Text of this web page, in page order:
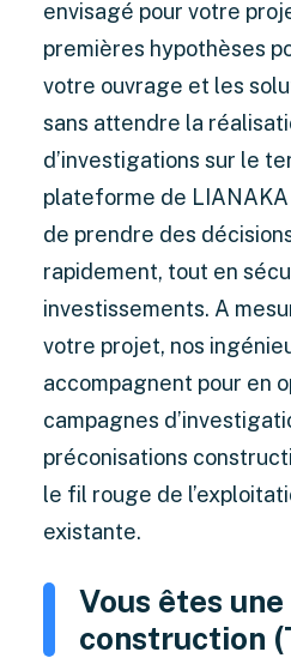
envisagé pour votre
premières hypothèses
votre ouvrage et les
sans attendre la
d’investigations sur le
plateforme de LIANAKA
de prendre des
rapidement, tout en
investissements. A
votre projet, nos
accompagnent pour en
campagnes
préconisations
le fil rouge de
existante.
Vous êtes
construction